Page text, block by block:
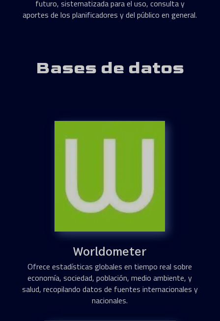
futuro, sistematizada para el uso, consulta y
aportes de los planificadores y del público en general.
Bases de datos
Worldometer
Ofrece estadísticas globales en tiempo real sobre
economía, sociedad, población, medio ambiente, y
salud, recopilando datos de fuentes internacionales y
nacionales.